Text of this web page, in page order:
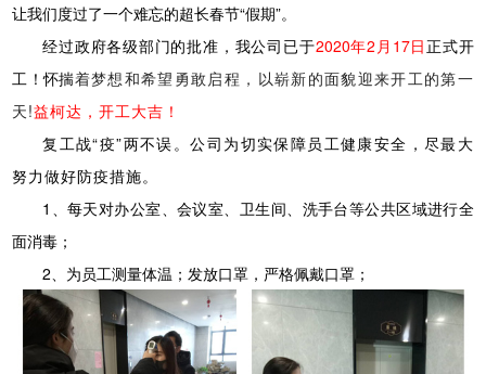
让我们度过了一个难忘的超长春节“假期”。
经过政府各级部门的批准，我公司已于2020年2月17日正式开
工！怀揣着梦想和希望勇敢启程，以崭新的面貌迎来开工的第一
天!益柯达，开工大吉！
复工战“疫”两不误。公司为切实保障员工健康安全，尽最大
努力做好防疫措施。
1、每天对办公室、会议室、卫生间、洗手台等公共区域进行全
面消毒；
2、为员工测量体温；发放口罩，严格佩戴口罩；